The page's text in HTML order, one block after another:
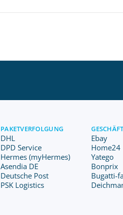
PAKETVERFOLGUNG
DHL
DPD Service
Hermes (myHermes)
Asendia DE
Deutsche Post
PSK Logistics
Ebay
Home24
Yatego
Bonprix
Bugatti-